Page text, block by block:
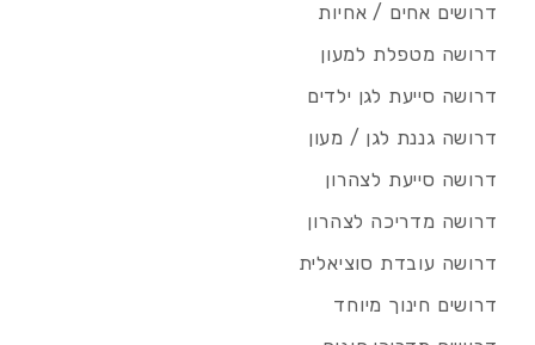
דרושים אחים / אחיות
דרושה מטפלת למעון
דרושה סייעת לגן ילדים
דרושה גננת לגן / מעון
דרושה סייעת לצהרון
דרושה מדריכה לצהרון
דרושה עובדת סוציאלית
דרושים חינוך מיוחד